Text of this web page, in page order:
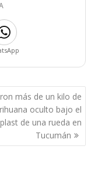
más de un kilo de
oculto bajo el
de una rueda en
Tucumán